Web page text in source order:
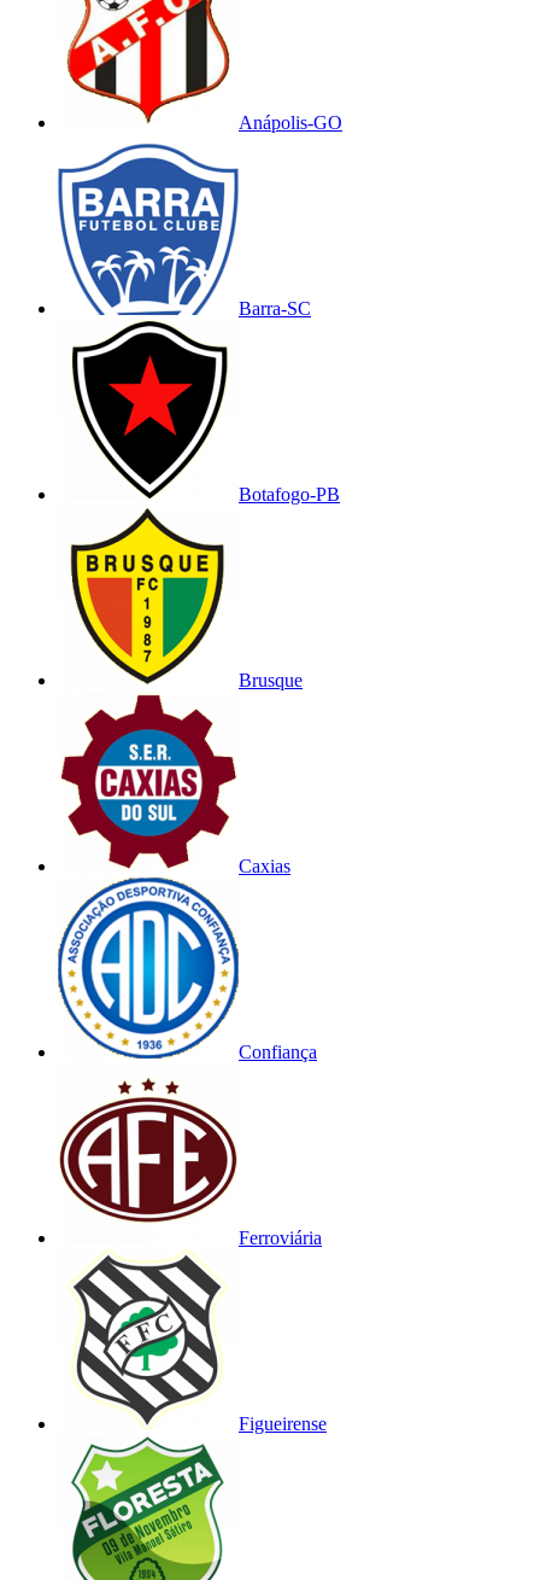
Anápolis-GO
Barra-SC
Botafogo-PB
Brusque
Caxias
Confiança
Ferroviária
Figueirense